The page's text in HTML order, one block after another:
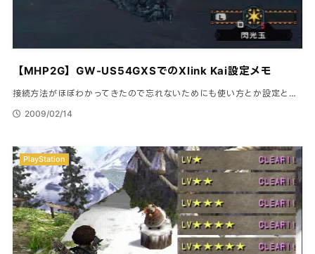
【MHP2G】GW-US54GXSでのXlink Kai設定メモ
接続方法がほぼわかってきたので忘れないためにも使い方とか設定と…
2009/02/14
PlayStation